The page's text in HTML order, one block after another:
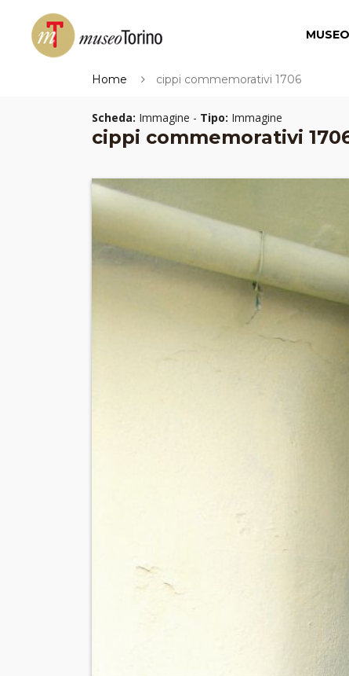
Home cippi commemorativi 1706
Scheda: Immagine - Tipo: Immagine
cippi commemorativi